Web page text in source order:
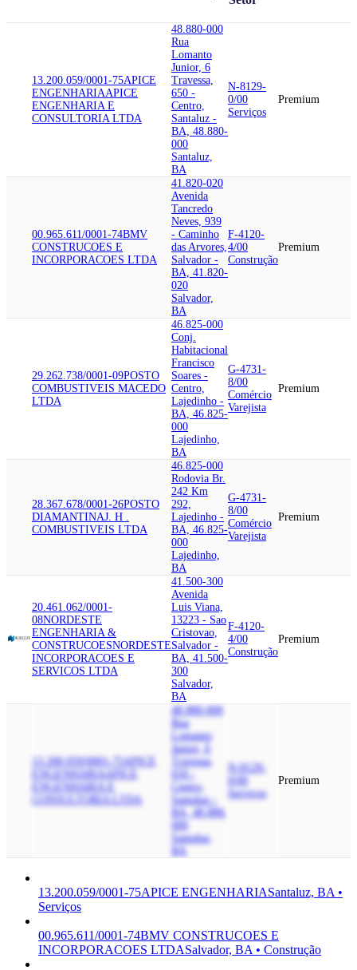
13.200.059/0001-75APICE
ENGENHARIAAPICE
ENGENHARIA E
CONSULTORIA LTDA
48.880-000
Rua
Lomanto
Junior, 6
Travessa,
650 -
Centro,
Santaluz -
BA, 48.880-
000
Santaluz,
BA
N-8129-
0/00
Serviços
Premium
00.965.611/0001-74BMV
CONSTRUCOES E
INCORPORACOES LTDA
41.820-020
Avenida
Tancredo
Neves, 939
- Caminho
das Arvores,
Salvador -
BA, 41.820-
020
Salvador,
BA
F-4120-
4/00
Construção
Premium
29.262.738/0001-09POSTO
COMBUSTIVEIS MACEDO
LTDA
46.825-000
Conj.
Habitacional
Francisco
Soares -
Centro,
Lajedinho -
BA, 46.825-
000
Lajedinho,
BA
G-4731-
8/00
Comércio
Varejista
Premium
28.367.678/0001-26POSTO
DIAMANTINAJ. H .
COMBUSTIVEIS LTDA
46.825-000
Rodovia Br.
242 Km
292,
Lajedinho -
BA, 46.825-
000
Lajedinho,
BA
G-4731-
8/00
Comércio
Varejista
Premium
20.461.062/0001-
08NORDESTE
ENGENHARIA &
CONSTRUCOESNORDESTE
INCORPORACOES E
SERVICOS LTDA
41.500-300
Avenida
Luis Viana,
13223 - Sao
Cristovao,
Salvador -
BA, 41.500-
300
Salvador,
BA
F-4120-
4/00
Construção
Premium
13.200.059/0001-75APICE
ENGENHARIAAPICE
ENGENHARIA E
CONSULTORIA LTDA
48.880-000
Rua
Lomanto
Junior, 6
Travessa,
Centro,
Santaluz -
BA, 48.880-
000
Santaluz,
BA
N-8129-
Serviços
Premium
13.200.059/0001-75APICE ENGENHARIASantaluz, BA •
Serviços
00.965.611/0001-74BMV CONSTRUCOES E
INCORPORACOES LTDASalvador, BA • Construção